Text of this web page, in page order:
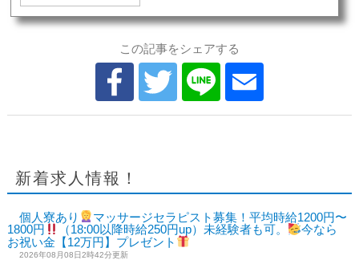
この記事をシェアする
新着求人情報！
個人寮あり
マッサージセラピスト募集！平均時給1200円〜
1800円
（18:00以降時給250円up）未経験者も可。
今なら
お祝い金【12万円】プレゼント
2026年08月08日2時42分更新